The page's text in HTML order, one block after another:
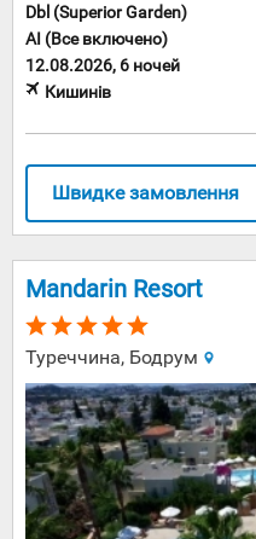
Dbl (Superior Garden)
AI (Все включено)
12.08.2026, 6 ночей
Кишинів
Швидке замовлення
Mandarin Resort
Туреччина, Бодрум